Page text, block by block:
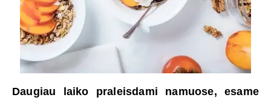
Daugiau laiko praleisdami namuose, esame